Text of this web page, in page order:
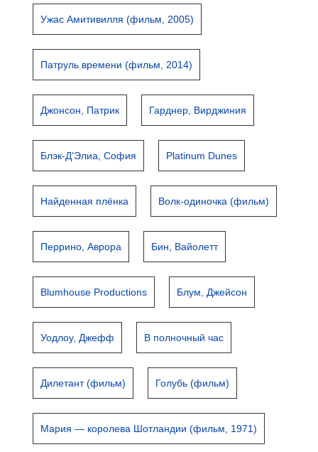
Ужас Амитивилля (фильм, 2005)
Патруль времени (фильм, 2014)
Джонсон, Патрик Гарднер, Вирджиния
Блэк-Д’Элиа, София Platinum Dunes
Найденная плёнка Волк-одиночка (фильм)
Перрино, Аврора Бин, Вайолетт
Blumhouse Productions Блум, Джейсон
Уодлоу, Джефф В полночный час
Дилетант (фильм) Голубь (фильм)
Мария — королева Шотландии (фильм, 1971)